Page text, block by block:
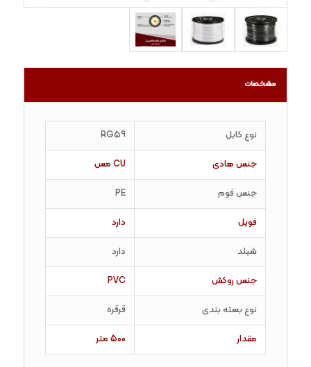
مشخصات
نوع کابل RG59
جنس هادی CU مس
جنس فوم PE
فویل دارد
شیلد دارد
جنس روکش PVC
نوع بسته بندی قرقره
مقدار 500 متر